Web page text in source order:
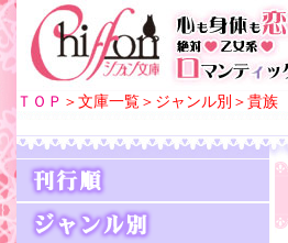
ＴＯＰ ＞文庫一覧＞ジャンル別＞貴族